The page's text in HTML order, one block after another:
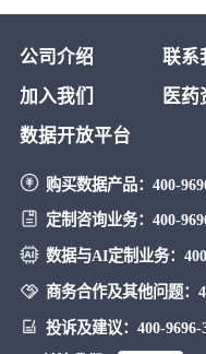
公司介绍 联系
加入我们
医药
数据开放平台
购买数据产品： 400-
定制咨询业务： 400-
数据与AI定制业务：
商务合作及其他问题：
投诉及建议： 400-9696-